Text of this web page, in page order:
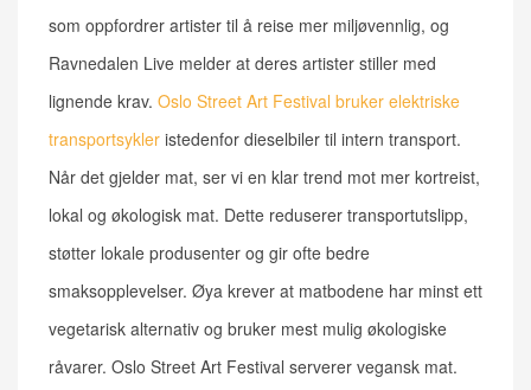
som oppfordrer artister til å reise mer miljøvennlig, og
Ravnedalen Live melder at deres artister stiller med
lignende krav. Oslo Street Art Festival bruker elektriske
transportsykler istedenfor dieselbiler til intern transport.
Når det gjelder mat, ser vi en klar trend mot mer kortreist,
lokal og økologisk mat. Dette reduserer transportutslipp,
støtter lokale produsenter og gir ofte bedre
smaksopplevelser. Øya krever at matbodene har minst ett
vegetarisk alternativ og bruker mest mulig økologiske
råvarer. Oslo Street Art Festival serverer vegansk mat.